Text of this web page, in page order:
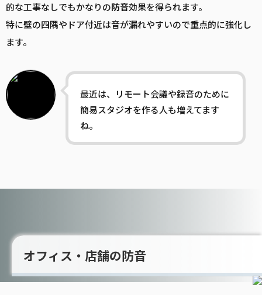
的な工事なしでもかなりの防音効果を得られます。
特に壁の四隅やドア付近は音が漏れやすいので重点的に強化し
ます。
最近は、リモート会議や録音のために
簡易スタジオを作る人も増えてます
ね。
オフィス・店舗の防音